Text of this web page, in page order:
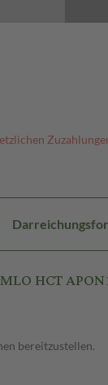
HCT
bereitzustellen.